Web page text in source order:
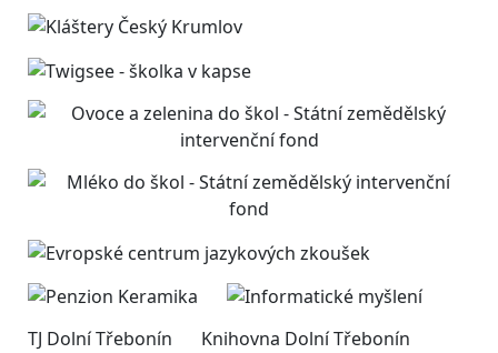
TJ Dolní Třebonín Knihovna Dolní Třebonín